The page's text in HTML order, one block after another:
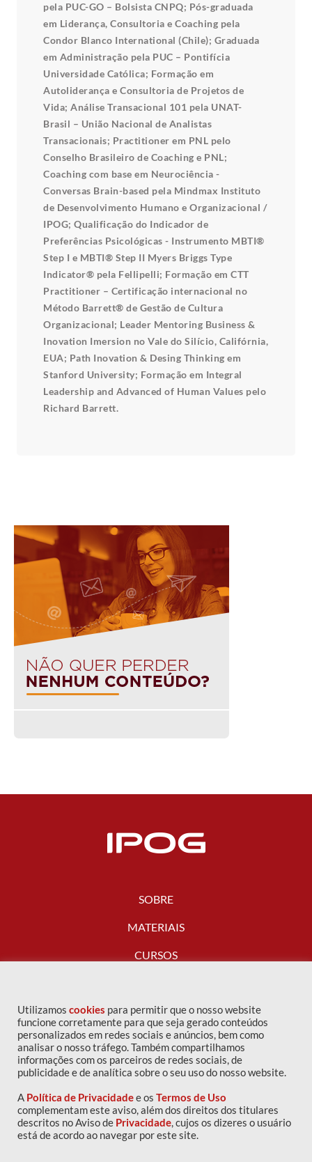
pela PUC-GO – Bolsista CNPQ; Pós-graduada
em Liderança, Consultoria e Coaching pela
Condor Blanco International (Chile); Graduada
em Administração pela PUC – Pontifícia
Universidade Católica; Formação em
Autoliderança e Consultoria de Projetos de
Vida; Análise Transacional 101 pela UNAT-
Brasil – União Nacional de Analistas
Transacionais; Practitioner em PNL pelo
Conselho Brasileiro de Coaching e PNL;
Coaching com base em Neurociência -
Conversas Brain-based pela Mindmax Instituto
de Desenvolvimento Humano e Organizacional /
IPOG; Qualificação do Indicador de
Preferências Psicológicas - Instrumento MBTI®
Step I e MBTI® Step II Myers Briggs Type
Indicator® pela Fellipelli; Formação em CTT
Practitioner – Certificação internacional no
Método Barrett® de Gestão de Cultura
Organizacional; Leader Mentoring Business &
Inovation Imersion no Vale do Silício, Califórnia,
EUA; Path Inovation & Desing Thinking em
Stanford University; Formação em Integral
Leadership and Advanced of Human Values pelo
Richard Barrett.
SOBRE
MATERIAIS
CURSOS
FALE CONOSCO
Copyright © 2016 IPOG - Todos os direitos reservados
Política de privacidade
Utilizamos cookies para permitir que o nosso website
funcione corretamente para que seja gerado conteúdos
personalizados em redes sociais e anúncios, bem como
analisar o nosso tráfego. Também compartilhamos
informações com os parceiros de redes sociais, de
publicidade e de analítica sobre o seu uso do nosso website.
A Política de Privacidadee os Termos de Uso
complementam este aviso, além dos direitos dos titulares
descritos no Aviso de Privacidade, cujos os dizeres o usuário
está de acordo ao navegar por este site.